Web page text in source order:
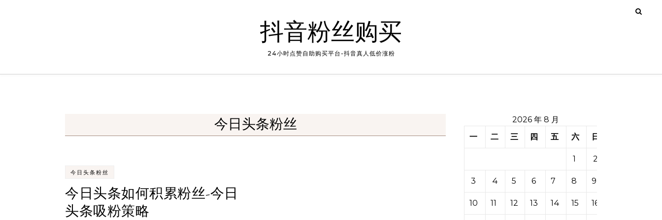
抖音粉丝购买
24小时点赞自助购买平台-抖音真人低价涨粉
今日头条粉丝
今日头条粉丝
今日头条如何积累粉丝-今日
头条吸粉策略
2026 年 8 月
一
二 三 四 五 六 日
1 2
3 4 5 6 7 8 9
10 11 12 13 14 15 16